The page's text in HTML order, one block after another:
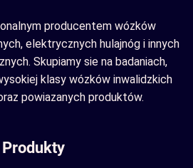
producentem wózków
elektrycznych hulajnóg i innych
Skupiamy sie na badaniach,
klasy wózków inwalidzkich
powiazanych produktów.
Produkty